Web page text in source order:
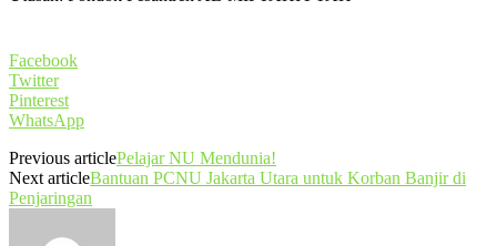
Facebook
Twitter
Pinterest
WhatsApp
Previous articlePelajar NU Mendunia!
Next articleBantuan PCNU Jakarta Utara untuk Korban Banjir di
Penjaringan